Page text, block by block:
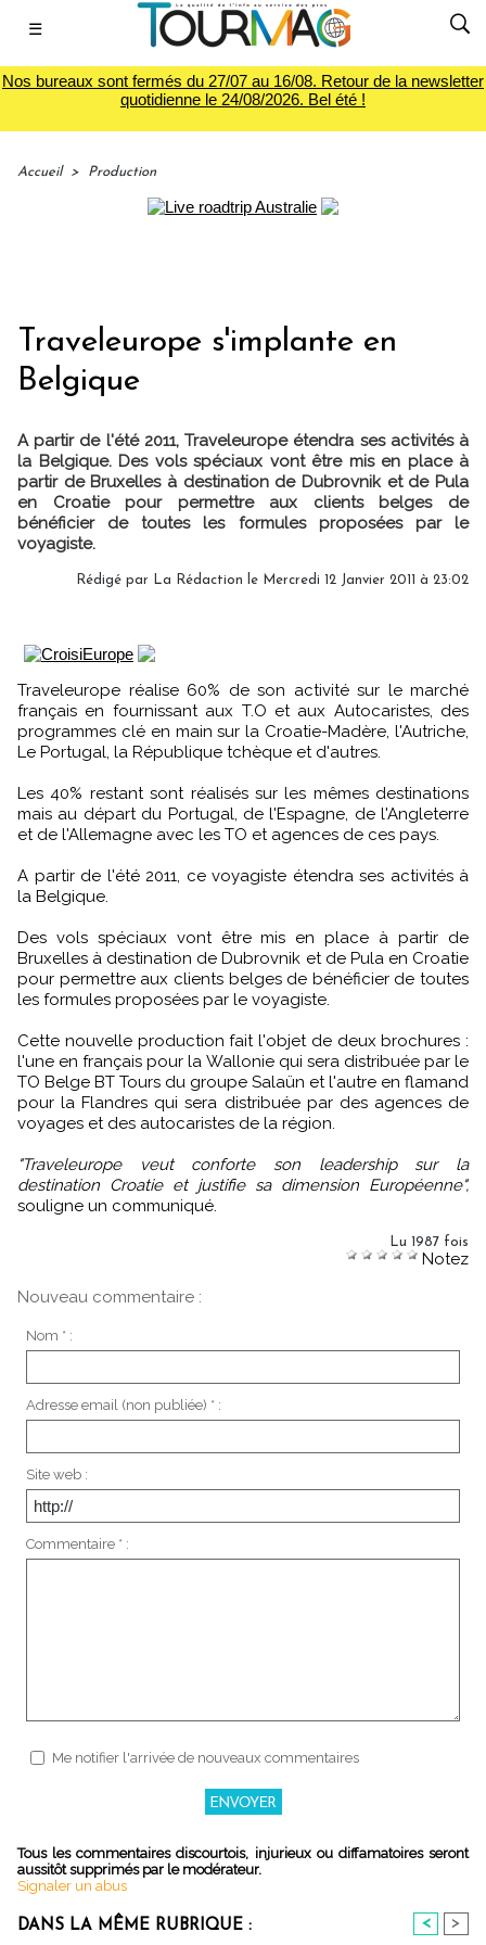
☰
Nos bureaux sont fermés du 27/07 au 16/08. Retour de la newsletter
quotidienne le 24/08/2026. Bel été !
Accueil > Production
Traveleurope s'implante en
Belgique
A partir de l'été 2011, Traveleurope étendra ses activités à
la Belgique. Des vols spéciaux vont être mis en place à
partir de Bruxelles à destination de Dubrovnik et de Pula
en Croatie pour permettre aux clients belges de
bénéficier de toutes les formules proposées par le
voyagiste.
Rédigé par La Rédaction le Mercredi 12 Janvier 2011 à 23:02
Traveleurope réalise 60% de son activité sur le marché
français en fournissant aux T.O et aux Autocaristes, des
programmes clé en main sur la Croatie-Madère, l'Autriche,
Le Portugal, la République tchèque et d'autres.
Les 40% restant sont réalisés sur les mêmes destinations
mais au départ du Portugal, de l'Espagne, de l'Angleterre
et de l'Allemagne avec les TO et agences de ces pays.
A partir de l'été 2011, ce voyagiste étendra ses activités à
la Belgique.
Des vols spéciaux vont être mis en place à partir de
Bruxelles à destination de Dubrovnik et de Pula en Croatie
pour permettre aux clients belges de bénéficier de toutes
les formules proposées par le voyagiste.
Cette nouvelle production fait l'objet de deux brochures :
l'une en français pour la Wallonie qui sera distribuée par le
TO Belge BT Tours du groupe Salaün et l'autre en flamand
pour la Flandres qui sera distribuée par des agences de
voyages et des autocaristes de la région.
"Traveleurope veut conforte son leadership sur la
destination Croatie et justifie sa dimension Européenne",
souligne un communiqué.
Lu 1987 fois
Notez
Nouveau commentaire :
Nom * :
Adresse email (non publiée) * :
Site web :
Commentaire * :
Me notifier l'arrivée de nouveaux commentaires
Tous les commentaires discourtois, injurieux ou diffamatoires seront
aussitôt supprimés par le modérateur.
Signaler un abus
DANS LA MÊME RUBRIQUE : < >